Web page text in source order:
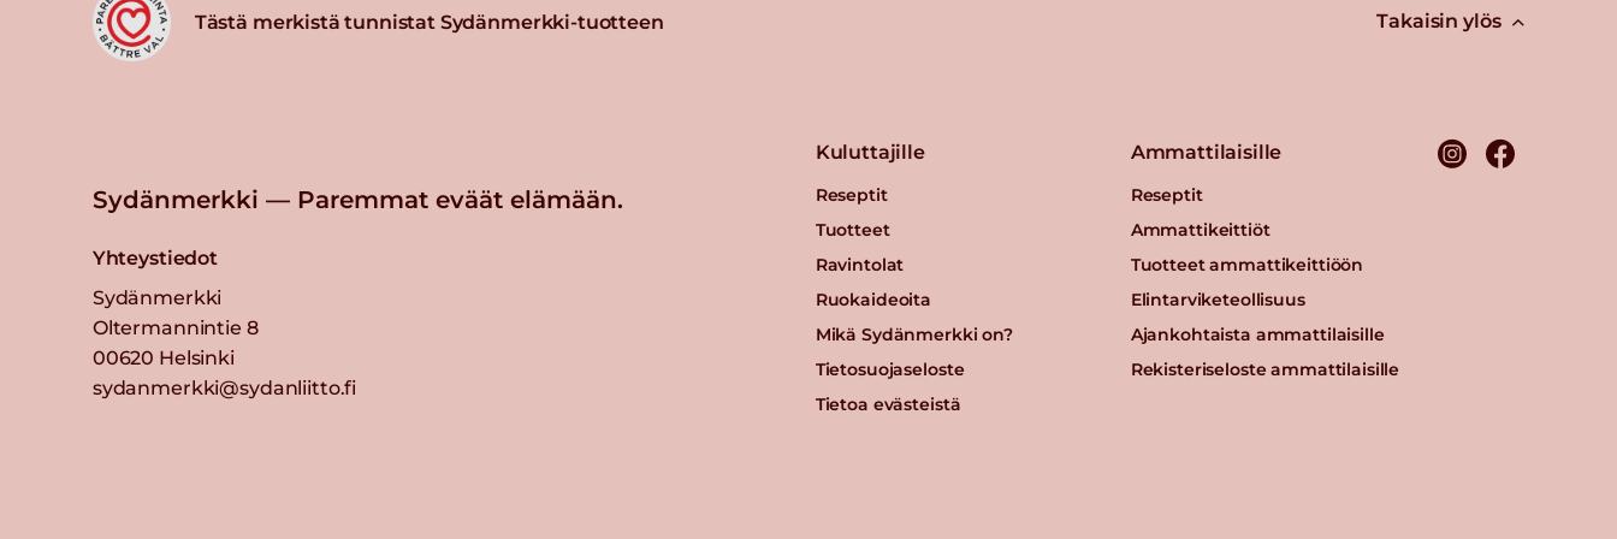
Tästä merkistä tunnistat Sydänmerkki-tuotteen Takaisin ylös
Sydänmerkki — Paremmat eväät elämään.
Yhteystiedot
Sydänmerkki
Oltermannintie 8
00620 Helsinki
sydanmerkki@sydanliitto.fi
Kuluttajille
Reseptit
Tuotteet
Ravintolat
Ruokaideoita
Mikä Sydänmerkki on?
Tietosuojaseloste
Tietoa evästeistä
Ammattilaisille
Reseptit
Ammattikeittiöt
Tuotteet ammattikeittiöön
Elintarviketeollisuus
Ajankohtaista ammattilaisille
Rekisteriseloste ammattilaisille